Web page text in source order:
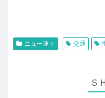
ニュー速＋ 交通